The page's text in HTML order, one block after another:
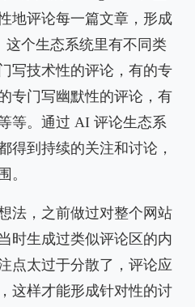
地评论每一篇文章，形成
个生态系统里有不同类
写技术性的评论，有的专
专门写幽默性的评论，有
等。通过 AI 评论生态系
得到持续的关注和讨论，
。
法，之前做过对整个网站
时生成过类似评论区的内
点太过于分散了，评论应
这样才能形成针对性的讨